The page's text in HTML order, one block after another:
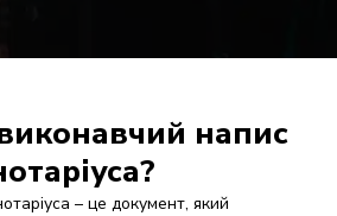
напис
– це документ, який